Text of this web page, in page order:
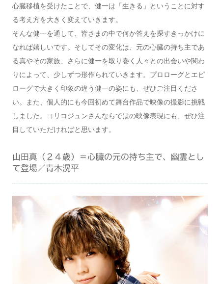
心臓移植を受けたことで、健一は「生きる」ということに対す
る考え方を大きく変えていきます。
そんな健一を通して、皆さまの中で何か答えを探すきっかけに
なれば嬉しいです。そしてその変化は、元の心臓の持ち主であ
る真やその家族、さらに健一を取り巻く人々との出会いや関わ
りによって、少しずつ形作られていきます。プロローグとエピ
ローグで大きく印象の違う健一の姿にも、ぜひご注目くださ
い。また、個人的にも今回初めて舞台作品で映像の撮影に挑戦
しました。ヨリコジュンさんならではの映像表現にも、ぜひ注
目していただければと思います。
山田真（２４歳）＝心臓の元の持ち主で、幽霊とし
て登場／青木滉平